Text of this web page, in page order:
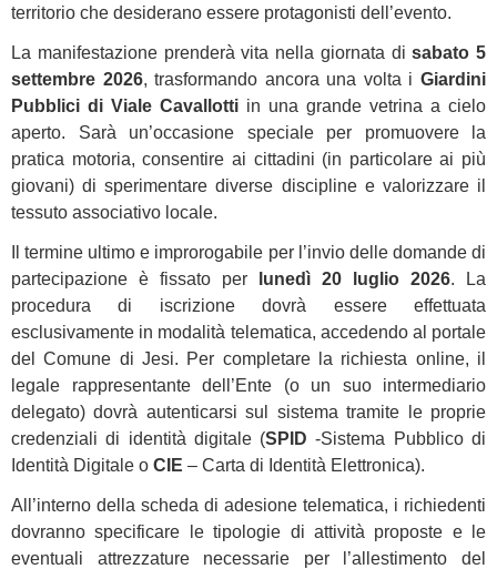
territorio che desiderano essere protagonisti dell’evento.
La manifestazione prenderà vita nella giornata disabato 5
settembre 2026, trasformando ancora una volta iGiardini
Pubblici di Viale Cavallotti in una grande vetrina a cielo
aperto. Sarà un’occasione speciale per promuovere la
pratica motoria, consentire ai cittadini (in particolare ai più
giovani) di sperimentare diverse discipline e valorizzare il
tessuto associativo locale.
Il termine ultimo e improrogabile per l’invio delle domande di
partecipazione è fissato per
lunedì 20 luglio 2026. La
procedura di iscrizione dovrà essere effettuata
esclusivamente in modalità telematica, accedendo al portale
del Comune di Jesi. Per completare la richiesta online, il
legale rappresentante dell’Ente (o un suo intermediario
delegato) dovrà autenticarsi sul sistema tramite le proprie
credenziali di identità digitale (SPID -Sistema Pubblico di
Identità Digitale o CIE – Carta di Identità Elettronica).
All’interno della scheda di adesione telematica, i richiedenti
dovranno specificare le tipologie di attività proposte e le
eventuali attrezzature necessarie per l’allestimento del